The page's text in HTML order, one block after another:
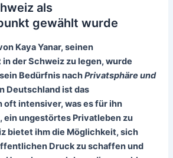
als
gewählt wurde
Kaya Yanar, seinen
der Schweiz zu legen, wurde
Bedürfnis nachPrivatsphäre und
Deutschland ist das
oft intensiver, was es für ihn
ein ungestörtes Privatleben zu
bietet ihm die Möglichkeit, sich
Druck zu schaffen und